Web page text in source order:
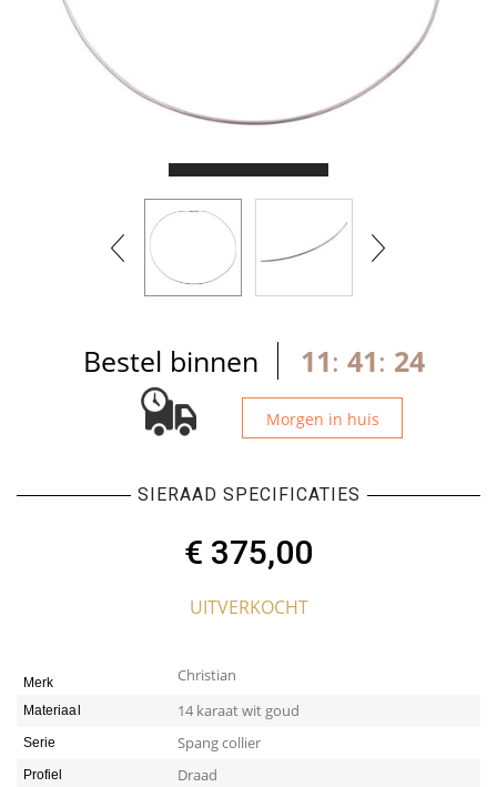
Bestel binnen 11: 41: 23
Morgen in huis
SIERAAD SPECIFICATIES
€ 375,00
UITVERKOCHT
Merk Christian
Materiaal 14 karaat wit goud
Serie Spang collier
Profiel Draad